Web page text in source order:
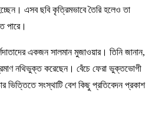
এসব ছবি কৃত্রিমভাবে তৈরি হলেও তা
পারে।
একজন সালমান মুজাওয়ার। তিনি জানান,
নথিভুক্ত করেছেন। বেঁচে ফেরা ভুক্তভোগী
ভিত্তিতে সংস্থাটি বেশ কিছু প্রতিবেদন প্রকাশ